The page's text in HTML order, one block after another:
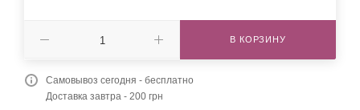
В КОРЗИНУ
Самовывоз сегодня - бесплатно
Доставка завтра - 200 грн